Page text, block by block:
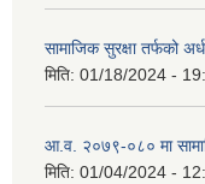
सामाजिक सुरक्षा तर्फको
मिति: 01/18/2024 -
आ.व. २०७९-०८० मा
मिति: 01/04/2024 -